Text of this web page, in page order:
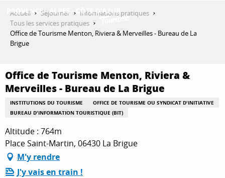
contenu
principal
DÉCOUVRIR
QUE FAIRE ?
SÉJOURNER
ESPACE PRO
Accueil Séjourner
Informations pratiques
Tous les services pratiques
Office de Tourisme Menton, Riviera & Merveilles - Bureau de La
Brigue
Office de Tourisme Menton, Riviera &
Merveilles - Bureau de La Brigue
INSTITUTIONS DU TOURISME
OFFICE DE TOURISME OU SYNDICAT D'INITIATIVE
BUREAU D'INFORMATION TOURISTIQUE (BIT)
Altitude : 764m
Place Saint-Martin, 06430 La Brigue
M'y rendre
J'y vais en train !